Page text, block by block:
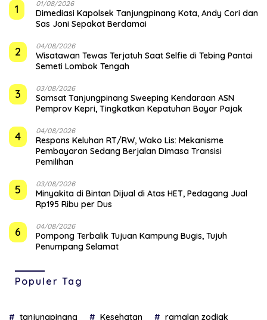
1 01/08/2026
Dimediasi Kapolsek Tanjungpinang Kota, Andy Cori dan
Sas Joni Sepakat Berdamai
2 04/08/2026
Wisatawan Tewas Terjatuh Saat Selfie di Tebing Pantai
Semeti Lombok Tengah
3 03/08/2026
Samsat Tanjungpinang Sweeping Kendaraan ASN
Pemprov Kepri, Tingkatkan Kepatuhan Bayar Pajak
4 04/08/2026
‎Respons Keluhan RT/RW, Wako Lis: Mekanisme
Pembayaran Sedang Berjalan Dimasa Transisi
Pemilihan
5 03/08/2026
Minyakita di Bintan Dijual di Atas HET, Pedagang Jual
Rp195 Ribu per Dus
6 04/08/2026
Pompong Terbalik Tujuan Kampung Bugis, Tujuh
Penumpang Selamat
Populer Tag
tanjungpinang Kesehatan ramalan zodiak